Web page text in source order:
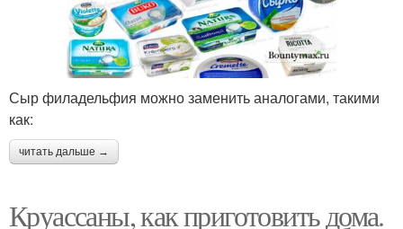
Сыр филадельфия можно заменить аналогами, такими
как:
читать дальше →
Круассаны, как приготовить дома.